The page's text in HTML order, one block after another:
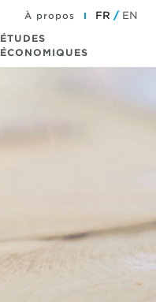
ÉTUDES
ÉCONOMIQUES
À propos FR EN